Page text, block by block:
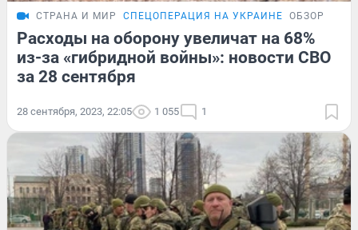
СТРАНА И МИР СПЕЦОПЕРАЦИЯ НА УКРАИНЕ ОБЗОР
Расходы на оборону увеличат на 68%
из-за «гибридной войны»: новости СВО
за 28 сентября
28 сентября, 2023, 22:05 1 055 1